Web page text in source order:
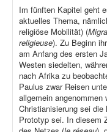
Im fünften Kapitel geht
aktuelles Thema,
religiöse Mobilität) (
religieuse). Zu Beginn
am Anfang des ersten
Westen siedelten,
nach Afrika zu
Paulus zwar Reisen
allgemein
Christianisierung sei
Prototyp sei. In diesem